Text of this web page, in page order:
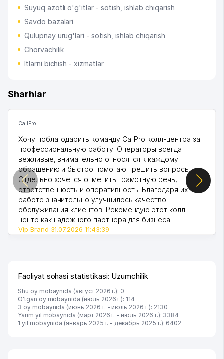
Suyuq azotli o'g'itlar - sotish, ishlab chiqarish
Savdo bazalari
Qulupnay urug'lari - sotish, ishlab chiqarish
Chorvachilik
Itlarni bichish - xizmatlar
Sharhlar
CallPro
Хочу поблагодарить команду CallPro колл-центра за
профессиональную работу. Операторы всегда
вежливые, внимательно относятся к каждому
обращению и быстро помогают решить вопросы.
Отдельно хочется отметить грамотную речь,
ответственность и оперативность. Благодаря их
работе значительно улучшилось качество
обслуживания клиентов. Рекомендую этот колл-
центр как надежного партнера для бизнеса.
Vip Brand 31.07.2026 11:43:39
Faoliyat sohasi statistikasi: Uzumchilik
Shu oy mobaynida (август 2026 г.): 0
O'tgan oy mobaynida (июль 2026 г.): 114
3 oy mobaynida (июнь 2026 г. - июль 2026 г.): 2130
Yarim yil mobaynida (март 2026 г. - июль 2026 г.): 3384
1 yil mobaynida (январь 2025 г. - декабрь 2025 г.): 6402